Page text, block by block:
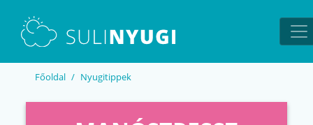
Főoldal Nyugitippek